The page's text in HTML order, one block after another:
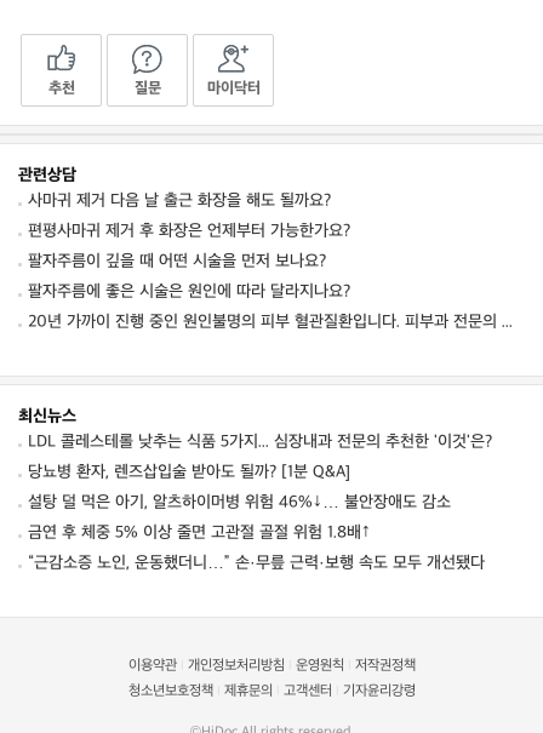
추천 질문 마이닥터
관련상담
사마귀 제거 다음 날 출근 화장을 해도 될까요?
편평사마귀 제거 후 화장은 언제부터 가능한가요?
팔자주름이 깊을 때 어떤 시술을 먼저 보나요?
팔자주름에 좋은 시술은 원인에 따라 달라지나요?
20년 가까이 진행 중인 원인불명의 피부 혈관질환입니다. 피부과 전문의 선생님들의 감별진단
최신뉴스
LDL 콜레스테롤 낮추는 식품 5가지... 심장내과 전문의 추천한 '이것'은?
당뇨병 환자, 렌즈삽입술 받아도 될까? [1분 Q&A]
설탕 덜 먹은 아기, 알츠하이머병 위험 46%↓… 불안장애도 감소
금연 후 체중 5% 이상 줄면 고관절 골절 위험 1.8배↑
“근감소증 노인, 운동했더니…” 손·무릎 근력·보행 속도 모두 개선됐다
이용약관 개인정보처리방침 운영원칙
저작권정책
청소년보호정책
제휴문의 고객센터 기자윤리강령